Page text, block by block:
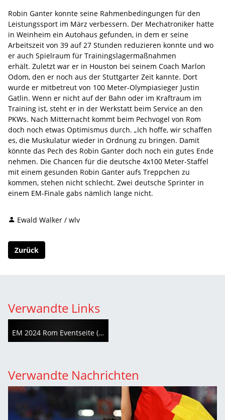
Robin Ganter konnte seine Rahmenbedingungen für den
Leistungssport im März verbessern. Der Mechatroniker hatte
in Weinheim ein Autohaus gefunden, in dem er seine
Arbeitszeit von 39 auf 27 Stunden reduzieren konnte und wo
er auch Spielraum für Trainingslagermaßnahmen
erhält. Zuletzt war er in Houston bei seinem Coach Marlon
Odom, den er noch aus der Stuttgarter Zeit kannte. Dort
wurde er mitbetreut von 100 Meter-Olympiasieger Justin
Gatlin. Wenn er nicht auf der Bahn oder im Kraftraum im
Training ist, steht er in der Werkstatt beim Service an den
PKWs. Nach Mitternacht kommt beim Pechvogel von Rom
doch noch etwas Optimismus durch. „Ich hoffe, wir schaffen
es, die Muskulatur wieder in Ordnung zu bringen. Damit
könnte das Pech des Robin Ganter doch noch ein gutes Ende
nehmen. Die Chancen für die deutsche 4x100 Meter-Staffel
mit einem gesunden Robin Ganter aufs Treppchen zu
kommen, stehen nicht schlecht. Zwei deutsche Sprinter in
einem EM-Finale gabs nämlich lange nicht.
Ewald Walker / wlv
Zurück
Verwandte Links
EM 2024 Rom Eventseite (leichtathletik.de)
Verwandte Nachrichten